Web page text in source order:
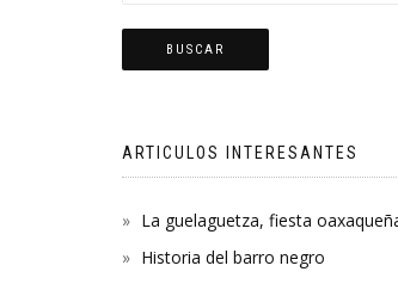
BUSCAR
ARTICULOS INTERESANTES
La guelaguetza, fiesta
Historia del barro negro